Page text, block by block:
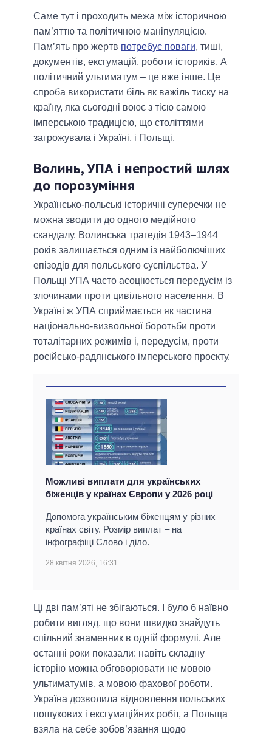
Саме тут і проходить межа між історичною
пам’яттю та політичною маніпуляцією.
Пам’ять про жертв потребує поваги, тиші,
документів, ексгумацій, роботи істориків. А
політичний ультиматум – це вже інше. Це
спроба використати біль як важіль тиску на
країну, яка сьогодні воює з тією самою
імперською традицією, що століттями
загрожувала і Україні, і Польщі.
Волинь, УПА і непростий шлях
до порозуміння
Українсько-польські історичні суперечки не
можна зводити до одного медійного
скандалу. Волинська трагедія 1943–1944
років залишається одним із найболючіших
епізодів для польського суспільства. У
Польщі УПА часто асоціюється передусім із
злочинами проти цивільного населення. В
Україні ж УПА сприймається як частина
національно-визвольної боротьби проти
тоталітарних режимів і, передусім, проти
російсько-радянського імперського проєкту.
Можливі виплати для українських
біженців у країнах Європи у 2026 році
Допомога українським біженцям у різних
країнах світу. Розмір виплат – на
інфографіці Слово і діло.
28 квітня 2026, 16:31
Ці дві пам’яті не збігаються. І було б наївно
робити вигляд, що вони швидко знайдуть
спільний знаменник в одній формулі. Але
останні роки показали: навіть складну
історію можна обговорювати не мовою
ультиматумів, а мовою фахової роботи.
Україна дозволила відновлення польських
пошукових і ексгумаційних робіт, а Польща
взяла на себе зобов’язання щодо